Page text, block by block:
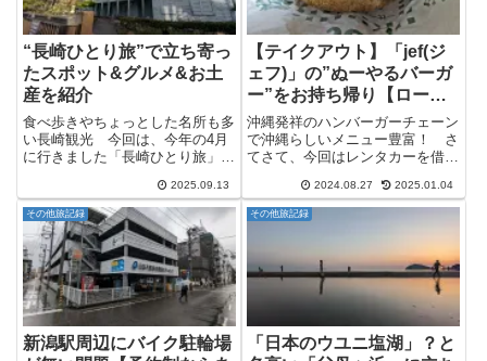
“長崎ひとり旅”で立ち寄っ
たスポット&グルメ&お土
産を紹介
食べ歩きやちょっとした名所も多
い長崎観光 今回は、今年の4月
に行きました「長崎ひとり旅」で
とかグルメやらをざっくり紹介し
ていくページでして、長崎の食べ
歩きとか寄り道とかしたい時に少
しでも参考になればなーと思い
ま...
2025.09.13
【テイクアウト】「jef(ジ
ェフ)」の”ぬーやるバーガ
ー”をお持ち帰り【ローカ
ルチェーン】
沖縄発祥のハンバーガーチェーン
で沖縄らしいメニュー豊富！ さ
てさて、今回はレンタカーを借り
したが、沖縄の渋滞にはまってし
まい時間が無くなってしまったと
いう事で、夕飯はサクッとテイク
アウトで済ませる方向となりま
し...
2024.08.27 2025.01.04
その他旅記録
新潟駅周辺にバイク駐輪場
その他旅記録
「日本のウユニ塩湖」？と